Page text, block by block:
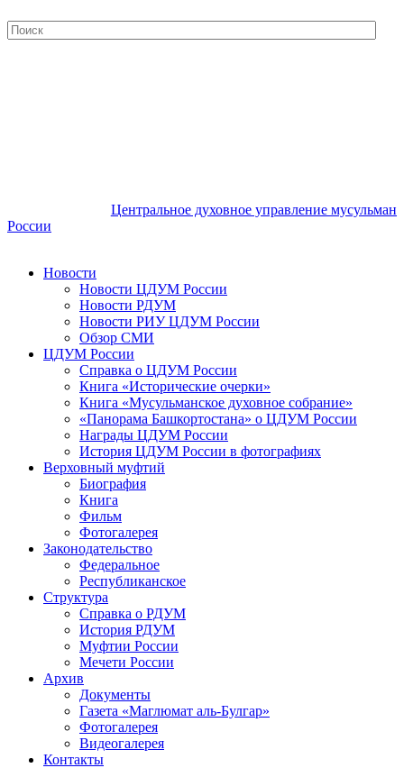
Центральное духовное управление мусульман
России
Новости
Новости ЦДУМ России
Новости РДУМ
Новости РИУ ЦДУМ России
Обзор СМИ
ЦДУМ России
Справка о ЦДУМ России
Книга «Исторические очерки»
Книга «Мусульманское духовное собрание»
«Панорама Башкортостана» о ЦДУМ России
Награды ЦДУМ России
История ЦДУМ России в фотографиях
Верховный муфтий
Биография
Книга
Фильм
Фотогалерея
Законодательство
Федеральное
Республиканское
Структура
Справка о РДУМ
История РДУМ
Муфтии России
Мечети России
Архив
Документы
Газета «Маглюмат аль-Булгар»
Фотогалерея
Видеогалерея
Контакты